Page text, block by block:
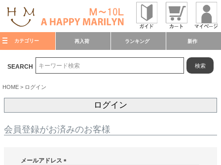
カテゴリー 再入荷 ランキング 新作
SEARCH 検索
HOME ログイン
ログイン
会員登録がお済みのお客様
メールアドレス